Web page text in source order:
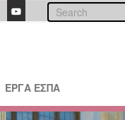
ΕΡΓΑ ΕΣΠΑ